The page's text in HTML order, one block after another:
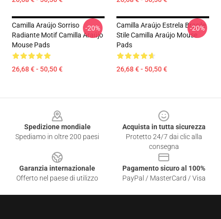
Camilla Araújo Sorriso
Radiante Motif Camilla Araújo
Mouse Pads
26,68 € - 50,50 €
-20%
Camilla Araújo Estrela Brasile
Stile Camilla Araújo Mouse
Pads
26,68 € - 50,50 €
-20%
Spedizione mondiale
Spediamo in oltre 200 paesi
Acquista in tutta sicurezza
Protetto 24/7 dai clic alla
consegna
Garanzia internazionale
Offerto nel paese di utilizzo
Pagamento sicuro al 100%
PayPal / MasterCard / Visa